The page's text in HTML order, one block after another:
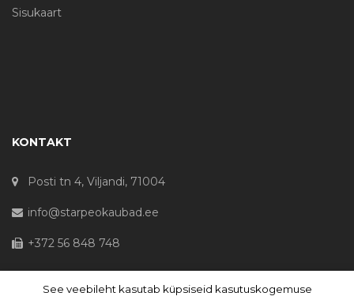
Sisukaart
KONTAKT
Posti tn 4, Viljandi, 71004
info@starpeokaubad.ee
+372 56 848 748
See veebileht kasutab küpsiseid kasutuskogemuse